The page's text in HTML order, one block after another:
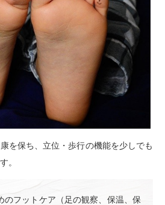
を保ち、立位・歩行の機能を少しでも
。
のフットケア（足の観察、保温、保